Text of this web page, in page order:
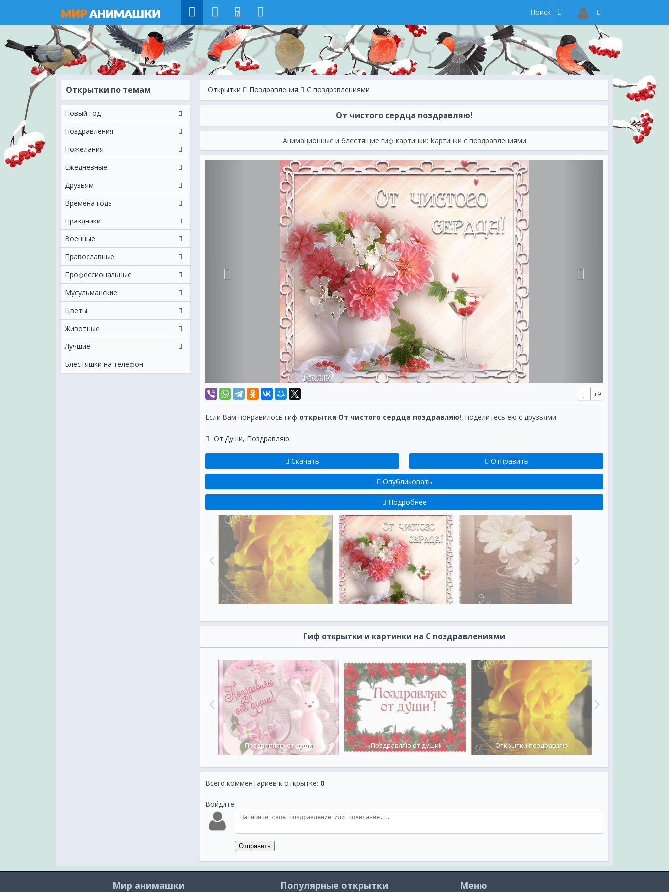
7
Открытки по темам
Новый год
Поздравления
Пожелания
Ежeдневные
Друзьям
Времена года
Праздники
Военные
Православные
Профессиональные
Мусульманские
Цветы
Животные
Лучшие
Блестяшки на телефон
Открытки Поздравления С поздравлениями
От чистого сердца поздравляю!
Анимационные и блестящие гиф картинки: Картинки с поздравлениями
+9
Если Вам понравилось гиф открытка От чистого сердца поздравляю!, поделитесь ею с друзьями.
От Души, Поздравляю
Скачать Отправить
Опубликовать
Подробнее
Гиф открытки и картинки на С поздравлениями
Поздравляю от души Поздравляю от души! Открытки поздравляю
Всего комментариев к открытке: 0
Войдите:
Отправить
Мир анимашки Популярные открытки Меню